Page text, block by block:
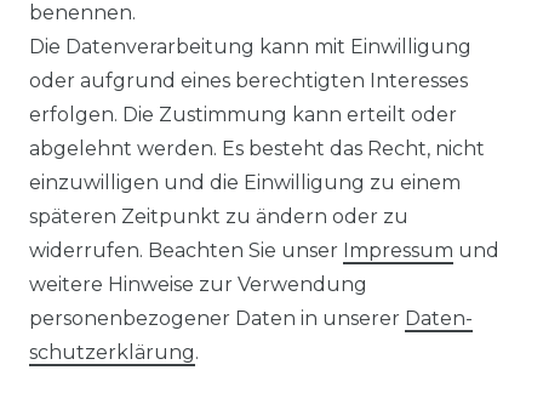
Sie sind Wiederverkäufer?
Sie erreichen uns unter :
https://avancarte.de/
oder telefonisch unter: 0421 - 434430
Wir versenden mit
Zahlungsmöglichkeiten
benennen.
Die Datenverarbeitung kann mit Einwilligung
oder aufgrund eines berechtigten Interesses
erfolgen. Die Zustimmung kann erteilt oder
abgelehnt werden. Es besteht das Recht, nicht
einzuwilligen und die Einwilligung zu einem
späteren Zeitpunkt zu ändern oder zu
widerrufen. Beachten Sie unser Impressum und
weitere Hinweise zur Verwendung
personenbezogener Daten in unserer Daten­
schutz­erklärung.